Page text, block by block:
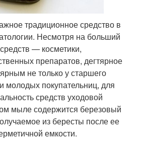
традиционное средство в
Несмотря на больший
— косметики,
препаратов, дегтярное
не только у старшего
молодых покупательниц, для
средств уходовой
мыле содержится березовый
из бересты после ее
емкости.